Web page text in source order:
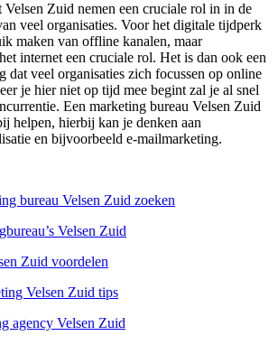
Zuid nemen een cruciale rol in in de
veel organisaties. Voor het digitale tijdperk
maken van offline kanalen, maar
internet een cruciale rol. Het is dan ook een
dat veel organisaties zich focussen op online
je hier niet op tijd mee begint zal je al snel
Een marketing bureau Velsen Zuid
helpen, hierbij kan je denken aan
en bijvoorbeeld e-mailmarketing.
bureau Velsen Zuid zoeken
Velsen Zuid
Zuid voordelen
Velsen Zuid tips
agency Velsen Zuid